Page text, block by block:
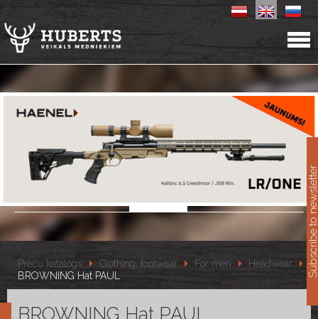
Preču katalogs Clothing, footwear For men
Headwear
BROWNING Hat PAUL
BROWNING Hat PAUL
Subscribe